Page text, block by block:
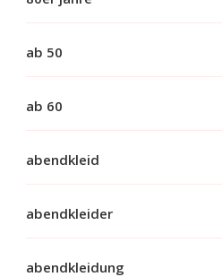
ab 50
ab 60
abendkleid
abendkleider
abendkleidung